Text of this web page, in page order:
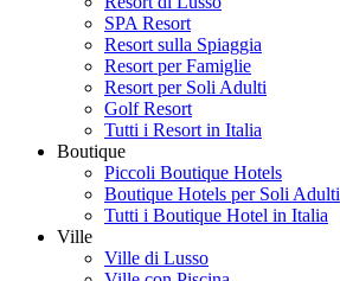
SPA Resort
Resort sulla Spiaggia
Resort per Famiglie
Resort per Soli Adulti
Golf Resort
Tutti i Resort in Italia
Boutique
Piccoli Boutique Hotels
Boutique Hotels per Soli Adulti
Tutti i Boutique Hotel in Italia
Ville
Ville di Lusso